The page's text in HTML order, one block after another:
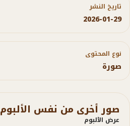
تاريخ النشر
2026-01-29
نوع المحتوى
صورة
صور أخرى من نفس الألبوم
عرض الألبوم